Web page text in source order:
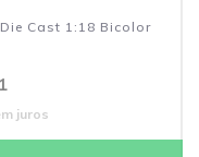
Cast 1:18 Bicolor
juros